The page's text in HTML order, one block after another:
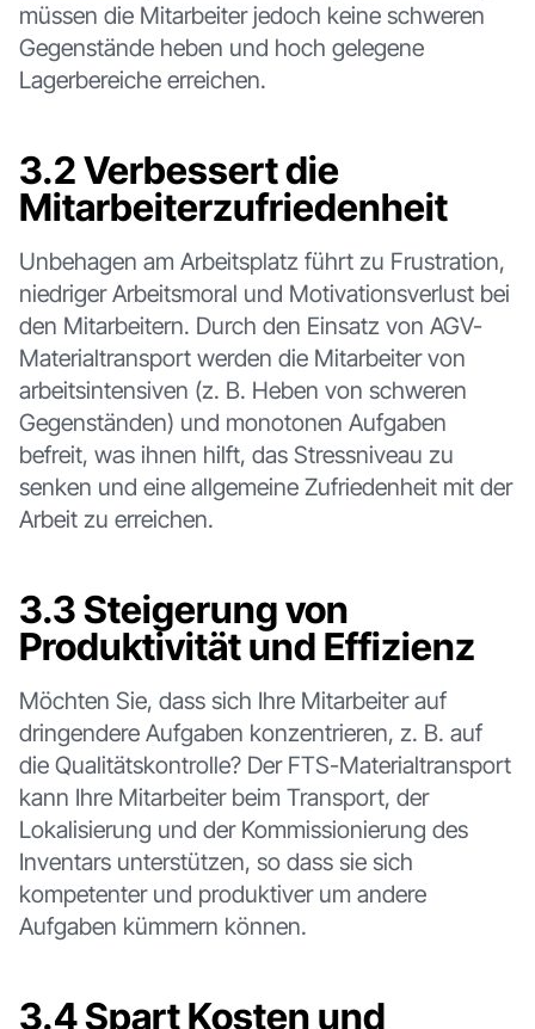
müssen die Mitarbeiter jedoch keine schweren
Gegenstände heben und hoch gelegene
Lagerbereiche erreichen.
3.2 Verbessert die
Mitarbeiterzufriedenheit
Unbehagen am Arbeitsplatz führt zu Frustration,
niedriger Arbeitsmoral und Motivationsverlust bei
den Mitarbeitern. Durch den Einsatz von AGV-
Materialtransport werden die Mitarbeiter von
arbeitsintensiven (z. B. Heben von schweren
Gegenständen) und monotonen Aufgaben
befreit, was ihnen hilft, das Stressniveau zu
senken und eine allgemeine Zufriedenheit mit der
Arbeit zu erreichen.
3.3 Steigerung von
Produktivität und Effizienz
Möchten Sie, dass sich Ihre Mitarbeiter auf
dringendere Aufgaben konzentrieren, z. B. auf
die Qualitätskontrolle? Der FTS-Materialtransport
kann Ihre Mitarbeiter beim Transport, der
Lokalisierung und der Kommissionierung des
Inventars unterstützen, so dass sie sich
kompetenter und produktiver um andere
Aufgaben kümmern können.
3.4 Spart Kosten und